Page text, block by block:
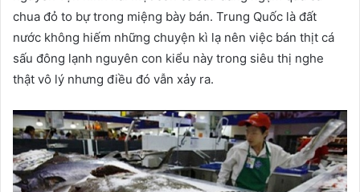
chua đỏ to bự trong miệng bày bán. Trung Quốc là đất
nước không hiếm những chuyện kì lạ nên việc bán thịt cá
sấu đông lạnh nguyên con kiểu này trong siêu thị nghe
thật vô lý nhưng điều đó vẫn xảy ra.